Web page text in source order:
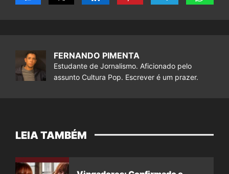
FERNANDO PIMENTA
Estudante de Jornalismo. Aficionado pelo
assunto Cultura Pop. Escrever é um prazer.
LEIA TAMBÉM